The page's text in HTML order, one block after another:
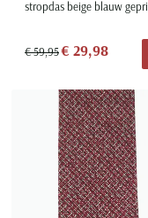
Seidensticker
Superdry
Tenson
Thomas Maine
Tommy Hilfiger
Tramarossa
€ 59,95€ 29,98